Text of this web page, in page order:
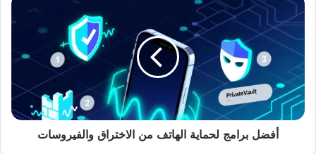
برامج
لحماية
الهاتف
من
الاختراق
والفيروسات
أفضل برامج لحماية الهاتف من الاختراق والفيروسات